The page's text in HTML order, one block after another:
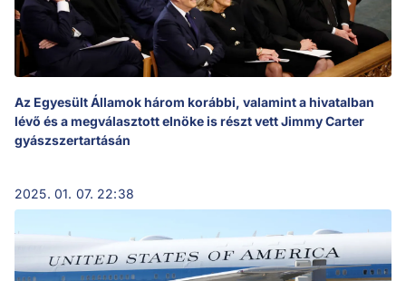
Az Egyesült Államok három korábbi, valamint a hivatalban
lévő és a megválasztott elnöke is részt vett Jimmy Carter
gyászszertartásán
2025. 01. 07. 22:38